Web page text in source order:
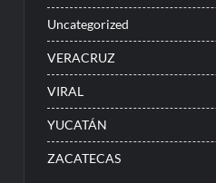
Uncategorized
VERACRUZ
VIRAL
YUCATÁN
ZACATECAS